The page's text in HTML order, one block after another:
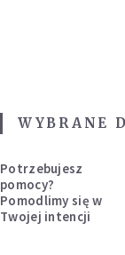
WYBRANE
Potrzebujesz
pomocy?
Pomodlimy się w
Twojej intencji